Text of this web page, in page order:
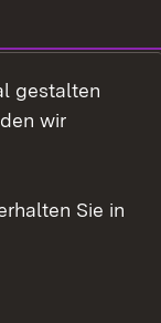
gestalten
wir
Sie in